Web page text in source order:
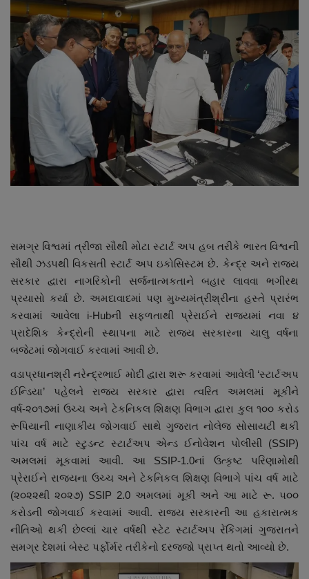
About Author
Contact
Dipotsav Special
આંતરરાષ્ટ્રીય
રાષ્ટ્રીય
ગુજરાત
Support US
બજારના સમાચાર
નાણાંકીય સમાચાર
સ્પોર્ટ્સ
રાશિફળ
ગુનાખોરી
બોલિવૂડ
સ્વાસ્થ્ય
સમગ્ર વિશ્વમાં ત્રીજા સૌથી મોટા સ્ટાર્ટ અપ હબ તરીકે ભારત વિશ્વની
સૌથી ઝડપથી વિકસતી સ્ટાર્ટ અપ ઇકોસિસ્ટમ છે. કેન્દ્ર અને રાજ્ય
સરકાર દ્વારા નાગરિકોની સર્જનાત્મકતાને બહાર લાવવા ભગીરથ
પ્રયાસો કર્યા છે. અમદાવાદમાં પણ મુખ્યમંત્રીશ્રીના હસ્તે પ્રારંભ
કરવામાં આવેલા i-Hubની સફળતાથી પ્રેરાઈને રાજ્યમાં નવા ૪
પ્રાદેશિક કેન્દ્રોની સ્થાપના માટે રાજ્ય સરકારના ચાલુ વર્ષના
બજેટમાં જોગવાઈ કરવામાં આવી છે.
વડાપ્રધાનશ્રી નરેન્દ્રભાઈ મોદી દ્વારા શરૂ કરવામાં આવેલી ‘સ્ટાર્ટઅપ
ઈન્ડિયા’ પહેલને રાજ્ય સરકાર દ્વારા ત્વરિત અમલમાં મૂકીને
વર્ષ-૨૦૧૭માં ઉચ્ચ અને ટેકનિકલ શિક્ષણ વિભાગ દ્વારા કુલ ૧૦૦ કરોડ
રૂપિયાની નાણાકીય જોગવાઈ સાથે ગુજરાત નોલેજ સોસાયટી થકી
પાંચ વર્ષ માટે સ્ટુડન્ટ સ્ટાર્ટઅપ એન્ડ ઈનોવેશન પોલીસી (SSIP)
અમલમાં મૂકવામાં આવી. આ SSIP-1.0નાં ઉત્કૃષ્ટ પરિણામોથી
પ્રેરાઈને રાજ્યના ઉચ્ચ અને ટેકનિકલ શિક્ષણ વિભાગે પાંચ વર્ષ માટે
(૨૦૨૨થી ૨૦૨૭) SSIP 2.0 અમલમાં મૂકી અને આ માટે રૂ. ૫૦૦
કરોડની જોગવાઈ કરવામાં આવી. રાજ્ય સરકારની આ હકારાત્મક
નીતિઓ થકી છેલ્લાં ચાર વર્ષથી સ્ટેટ સ્ટાર્ટઅપ રેંકિંગમાં ગુજરાતને
સમગ્ર દેશમાં બેસ્ટ પર્ફોર્મર તરીકેનો દરજ્જો પ્રાપ્ત થતો આવ્યો છે.